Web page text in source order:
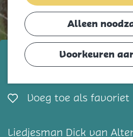
Alleen
Voorkeuren
t/m 23 mei
Dick van Altena
Voeg toe als favoriet
Liedjesman Dick van